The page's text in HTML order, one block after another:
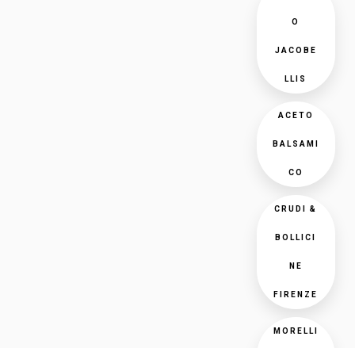
O
JACOBE
LLIS
ACETO
BALSAMI
CO
CRUDI &
BOLLICI
NE
FIRENZE
MORELLI